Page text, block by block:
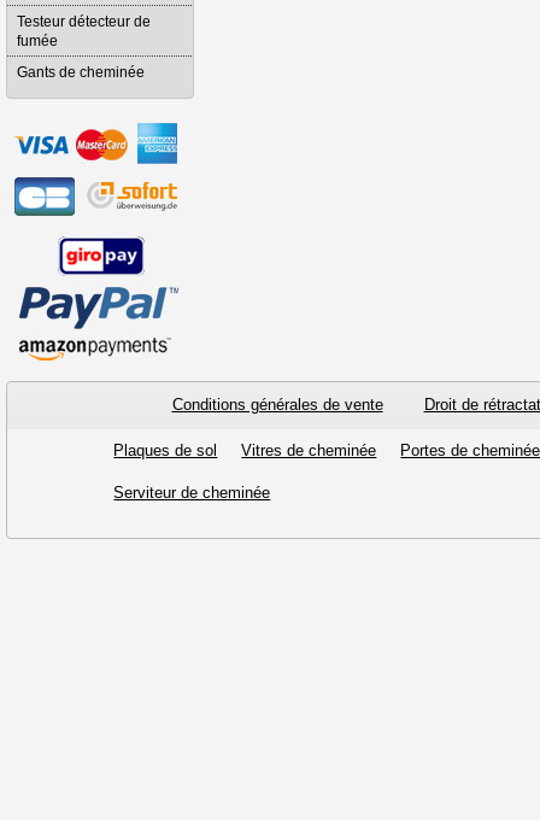
Testeur détecteur de
fumée
Gants de cheminée
Conditions générales de vente Droit de
Plaques de sol Vitres de cheminée Portes de cheminée
Serviteur de cheminée